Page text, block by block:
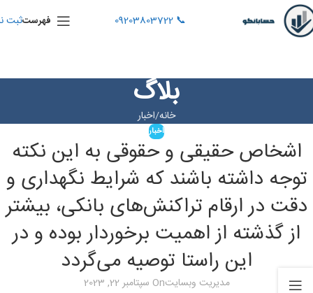
📞 09203803722 فهرستثبت
بلاگ
خانه اخبار
اخبار
اشخاص حقیقی و حقوقی به این نکته
توجه داشته باشند که شرایط نگهداری و
دقت در ارقام تراکنش‌های بانکی، بیشتر
از گذشته از اهمیت برخوردار بوده و در
این راستا توصیه می‌گردد
مدیریت وبسایتOn سپتامبر 22, 2023